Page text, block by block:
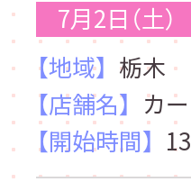
7月2日（土）
【地域】 栃木
【店舗名】 カ
【開始時間】